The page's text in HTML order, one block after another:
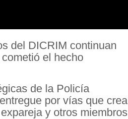
del DICRIM continuan
el hecho
de la Policía
por vías que crea
y otros miembros